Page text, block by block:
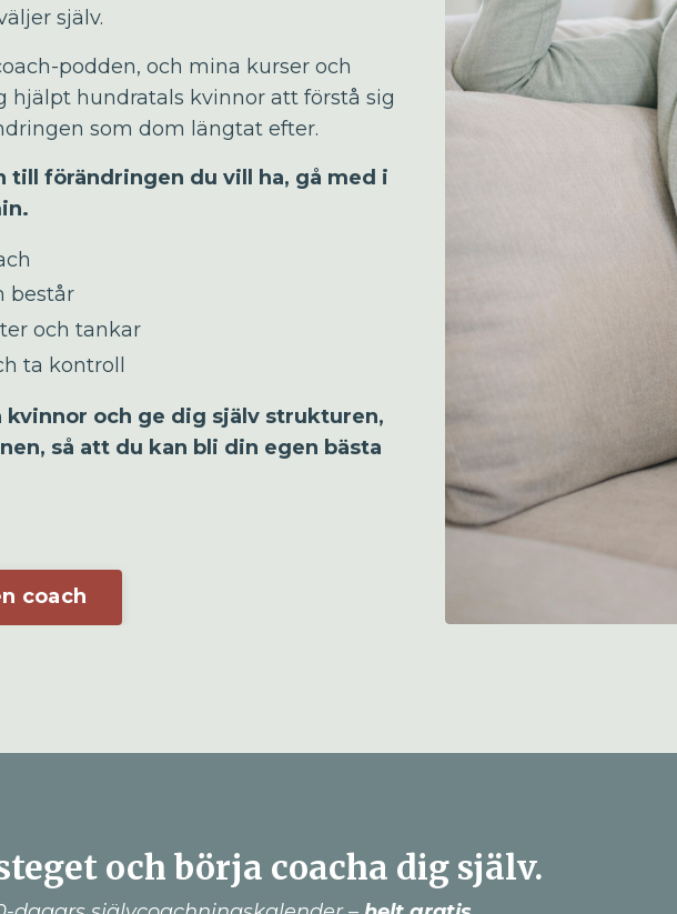
själv.
podden, och mina kurser och
hjälpt hundratals kvinnor att förstå sig
som dom längtat efter.
till förändringen du vill ha, gå med i
består
och tankar
ta kontroll
kvinnor och ge dig själv strukturen,
så att du kan bli din egen bästa
coach
och börja coacha dig själv.